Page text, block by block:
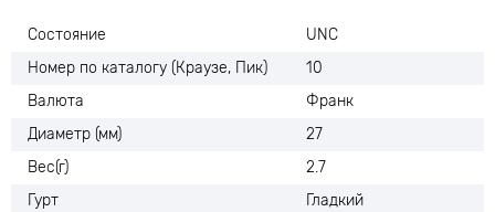
Состояние
UNC
Номер по каталогу (Краузе, Пик)
10
Валюта
Франк
Диаметр (мм)
27
Вес(г)
2.7
Гурт
Гладкий